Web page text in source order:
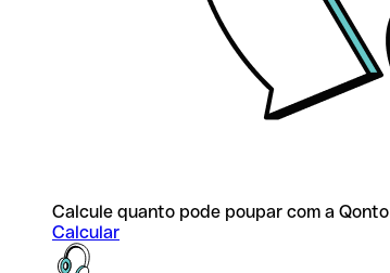
Calcule quanto pode poupar com a Qonto
Calcular